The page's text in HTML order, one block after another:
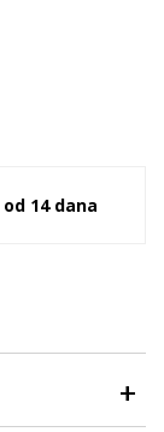
14 dana